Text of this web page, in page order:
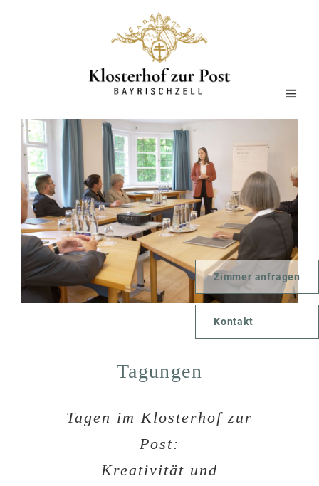
Tagungen
Tagen im Klosterhof zur
Post:
Kreativität und
Zimmer anfragen
Kontakt